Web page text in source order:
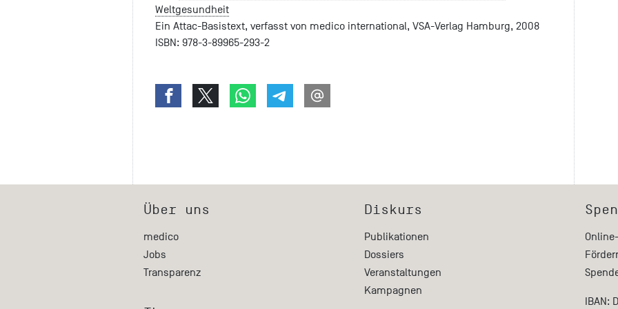
Weltgesundheit
Ein Attac-Basistext, verfasst von medico international, VSA-Verlag Hamburg, 2008
ISBN: 978-3-89965-293-2
Über uns
medico
Jobs
Transparenz
Diskurs
Publikationen
Dossiers
Veranstaltungen
Kampagnen
IBAN: